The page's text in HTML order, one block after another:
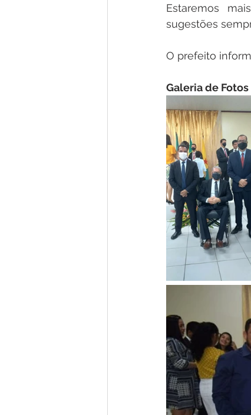
Estaremos
sugestões
O prefeito
Galeria de Fotos